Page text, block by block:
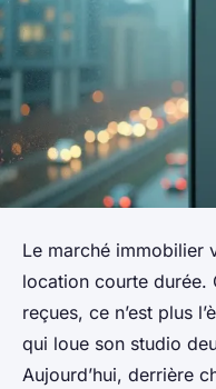
Le marché immobilier
location courte durée.
reçues, ce n’est plus
qui loue son studio
Aujourd’hui, derrière